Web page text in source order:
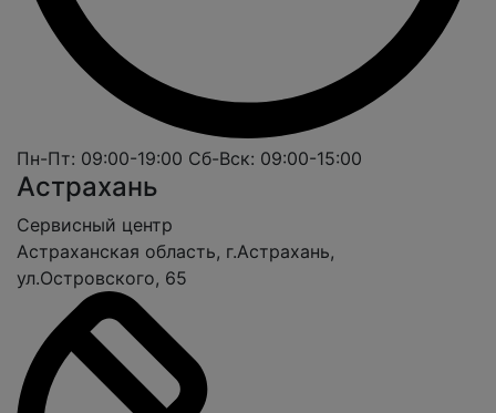
Пн-Пт: 09:00-19:00 Сб-Вск: 09:00-15:00
Астрахань
Cервисный центр
Астраханская область, г.Астрахань,
ул.Островского, 65